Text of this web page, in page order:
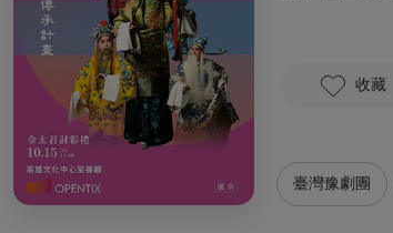
收藏
臺灣豫劇團